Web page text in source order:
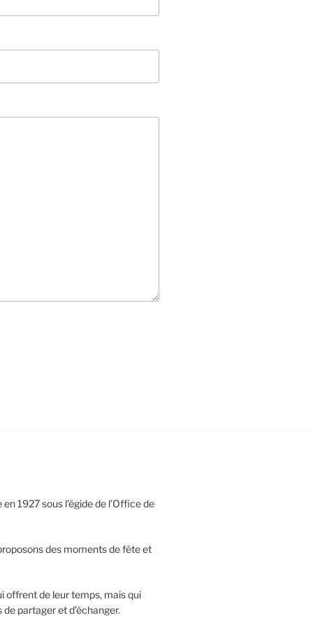
1927 sous l’égide de l’Office de
des moments de fête et
offrent de leur temps, mais qui
partager et d’échanger.